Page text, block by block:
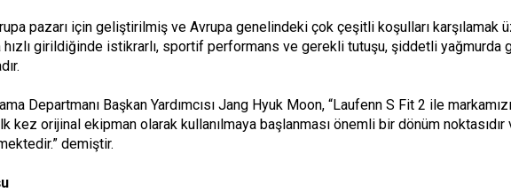
pazarı için geliştirilmiş ve Avrupa genelindeki çok çeşitli koşulları karşılamak
hızlı girildiğinde istikrarlı, sportif performans ve gerekli tutuşu, şiddetli
Departmanı Başkan Yardımcısı Jang Hyuk Moon, “Laufenn S Fit 2 ile
orijinal ekipman olarak kullanılmaya başlanması önemli bir dönüm noktasıdır
demiştir.